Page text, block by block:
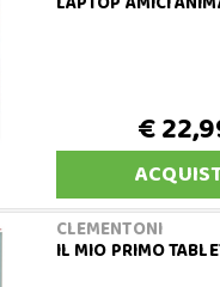
€
CLEMENTONI
IL MIO PRIMO